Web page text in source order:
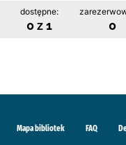
dostępne:
0 z 1 0
Mapa bibliotek FAQ